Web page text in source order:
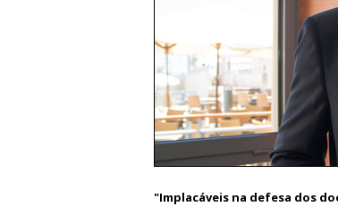
"Implacáveis na defesa dos